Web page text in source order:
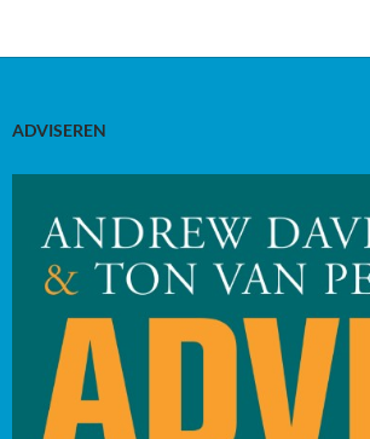
ADVISEREN